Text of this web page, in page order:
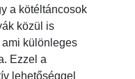
a kötéltáncosok
közül is
különleges
Ezzel a
lehetőséggel